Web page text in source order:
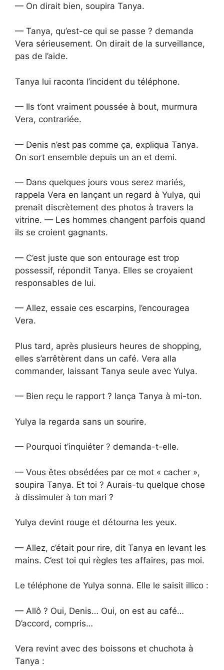
— On dirait bien, soupira Tanya.
— Tanya, qu’est-ce qui se passe ? demanda
Vera sérieusement. On dirait de la surveillance,
pas de l’aide.
Tanya lui raconta l’incident du téléphone.
— Ils t’ont vraiment poussée à bout, murmura
Vera, contrariée.
— Denis n’est pas comme ça, expliqua Tanya.
On sort ensemble depuis un an et demi.
— Dans quelques jours vous serez mariés,
rappela Vera en lançant un regard à Yulya, qui
prenait discrètement des photos à travers la
vitrine. — Les hommes changent parfois quand
ils se croient gagnants.
— C’est juste que son entourage est trop
possessif, répondit Tanya. Elles se croyaient
responsables de lui.
— Allez, essaie ces escarpins, l’encouragea
Vera.
Plus tard, après plusieurs heures de shopping,
elles s’arrêtèrent dans un café. Vera alla
commander, laissant Tanya seule avec Yulya.
— Bien reçu le rapport ? lança Tanya à mi-ton.
Yulya la regarda sans un sourire.
— Pourquoi t’inquiéter ? demanda-t-elle.
— Vous êtes obsédées par ce mot « cacher »,
soupira Tanya. Et toi ? Aurais-tu quelque chose
à dissimuler à ton mari ?
Yulya devint rouge et détourna les yeux.
— Allez, c’était pour rire, dit Tanya en levant les
mains. C’est toi qui règles tes affaires, pas moi.
Le téléphone de Yulya sonna. Elle le saisit illico :
— Allô ? Oui, Denis… Oui, on est au café…
D’accord, compris…
Vera revint avec des boissons et chuchota à
Tanya :